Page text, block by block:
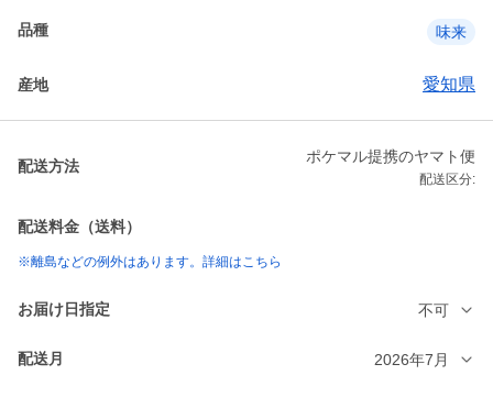
品種 味来
産地 愛知県
配送方法
ポケマル提携のヤマト便
配送区分:
配送料金（送料）
※離島などの例外はあります。詳細はこちら
お届け日指定 不可
配送月 2026年7月